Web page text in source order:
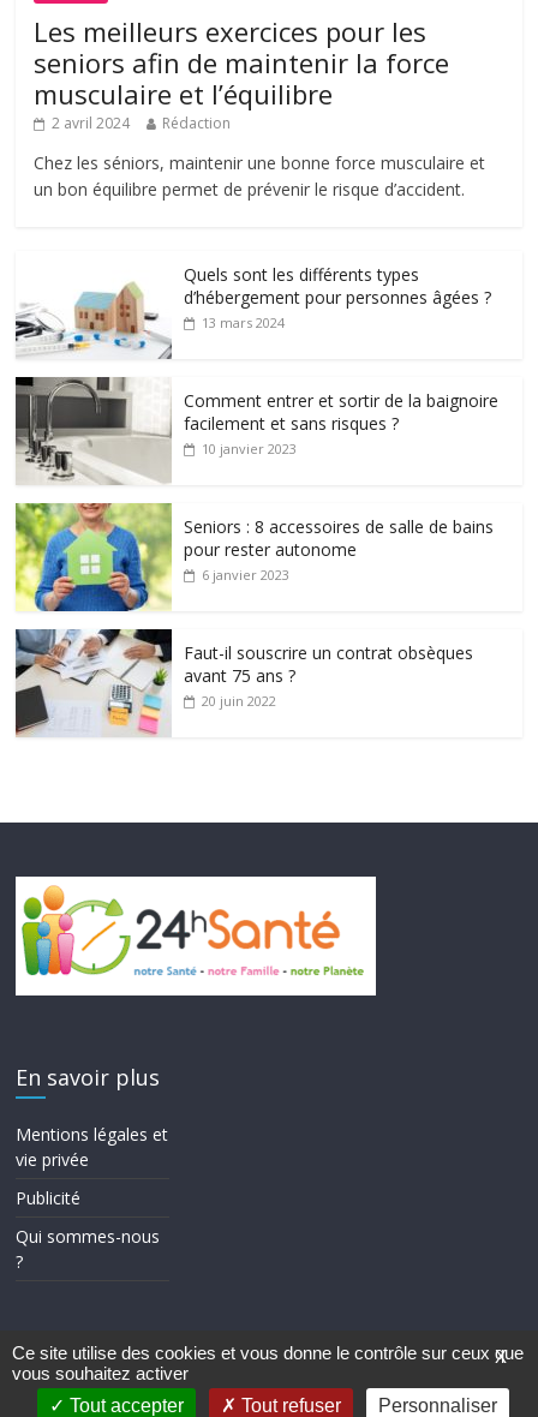
Les meilleurs exercices pour les
seniors afin de maintenir la force
musculaire et l’équilibre
2 avril 2024 Rédaction
Chez les séniors, maintenir une bonne force musculaire et
un bon équilibre permet de prévenir le risque d’accident.
Quels sont les différents types
d’hébergement pour personnes âgées ?
13 mars 2024
Comment entrer et sortir de la baignoire
facilement et sans risques ?
10 janvier 2023
Seniors : 8 accessoires de salle de bains
pour rester autonome
6 janvier 2023
Faut-il souscrire un contrat obsèques
avant 75 ans ?
20 juin 2022
En savoir plus
Mentions légales et
vie privée
Publicité
Qui sommes-nous
?
Copyright © 2026
Theme ColorMag par
ThemeGrill.. Propulsé parWordPress.
X
Ce site utilise des cookies et vous donne le contrôle sur ceux que
vous souhaitez activer
Tout accepter
Tout refuser Personnaliser